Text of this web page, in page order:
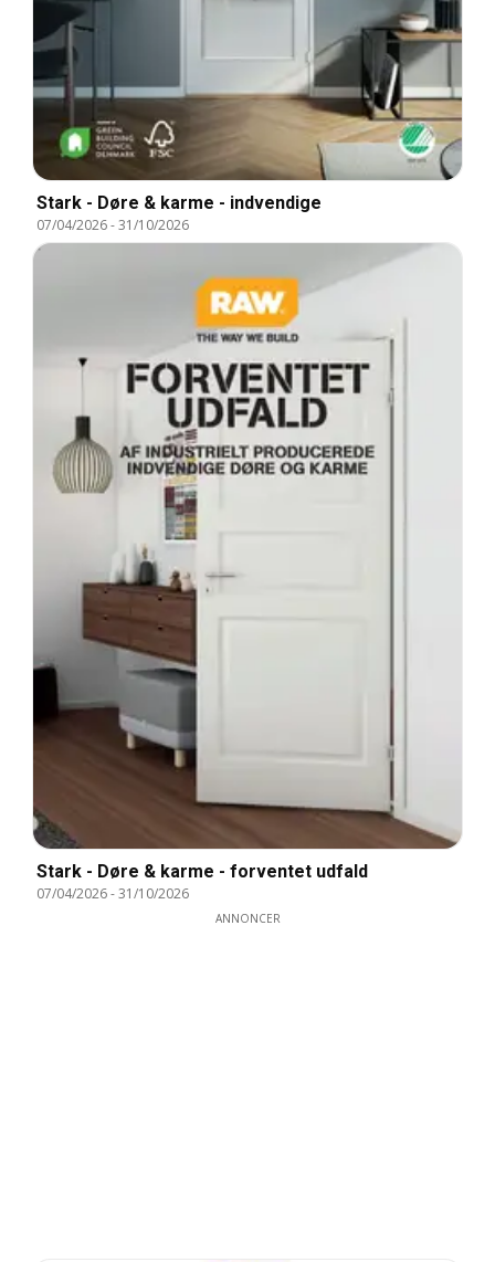
Stark - Døre & karme - indvendige
07/04/2026-31/10/2026
Stark - Døre & karme - forventet udfald
07/04/2026-31/10/2026
ANNONCER